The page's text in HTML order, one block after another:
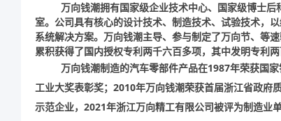
万向钱潮拥有国家级企业技术中心、国家级博士后
室。公司具有核心的设计技术、制造技术、试验技术，
系统解决方案。万向钱潮主导、参与制定了万向节、等
累积获得了国内授权专利两千六百多项，其中发明专利两
万向钱潮制造的汽车零部件产品在1987年荣获国家
工业大奖表彰奖； 2010年万向钱潮荣获首届浙江省政府质
示范企业， 2021年浙江万向精工有限公司被评为制造业